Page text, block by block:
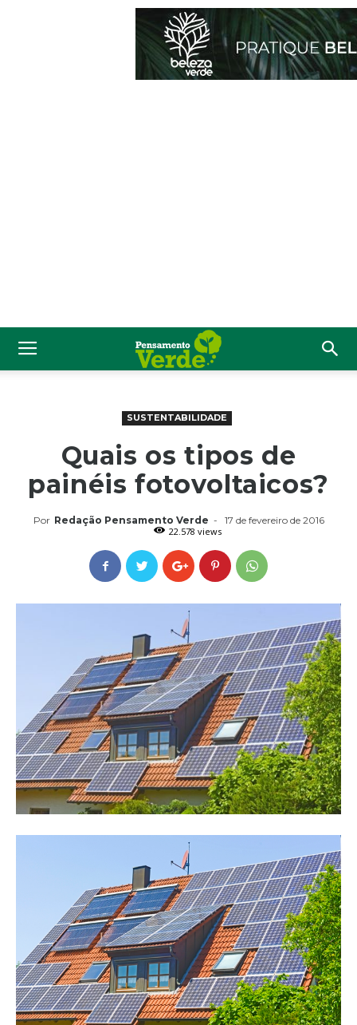
SUSTENTABILIDADE
Quais os tipos de
painéis fotovoltaicos?
Por Redação Pensamento Verde -
17 de fevereiro de 2016
22.578 views